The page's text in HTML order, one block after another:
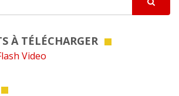
À TÉLÉCHARGER
Video